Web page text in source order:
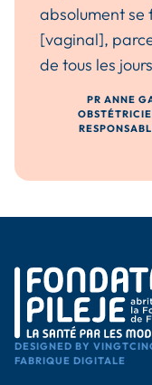
absolument se
[vaginal],
de tous les
PR ANNE
DESIGNED BY
FABRIQUE DIGITALE